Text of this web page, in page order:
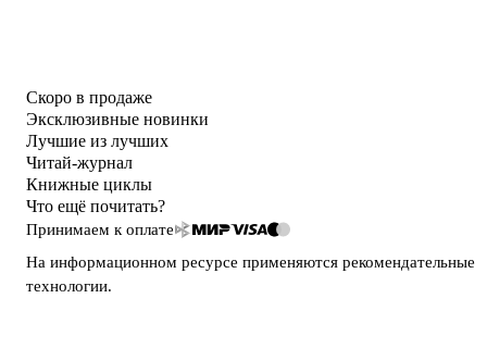
Скоро в продаже
Эксклюзивные новинки
Лучшие из лучших
Читай-журнал
Книжные циклы
Что ещё почитать?
Принимаем к оплате
На информационном ресурсе применяются рекомендательные
технологии.